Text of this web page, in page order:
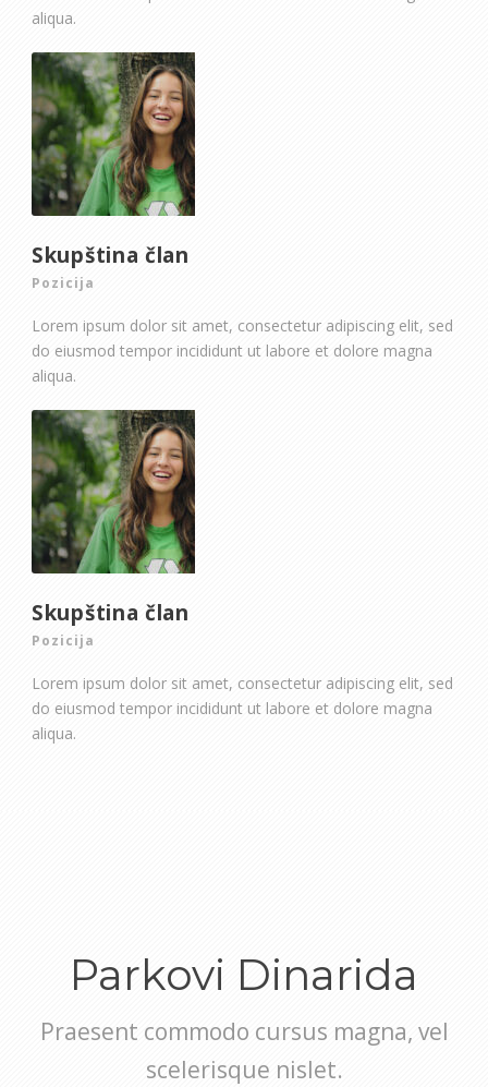
aliqua.
Skupština član
Pozicija
Lorem ipsum dolor sit amet, consectetur adipiscing elit, sed
do eiusmod tempor incididunt ut labore et dolore magna
aliqua.
Skupština član
Pozicija
Lorem ipsum dolor sit amet, consectetur adipiscing elit, sed
do eiusmod tempor incididunt ut labore et dolore magna
aliqua.
Parkovi Dinarida
Praesent commodo cursus magna, vel
scelerisque nislet.